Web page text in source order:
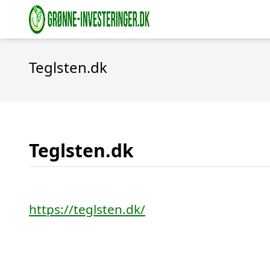
Teglsten.dk
Teglsten.dk
https://teglsten.dk/